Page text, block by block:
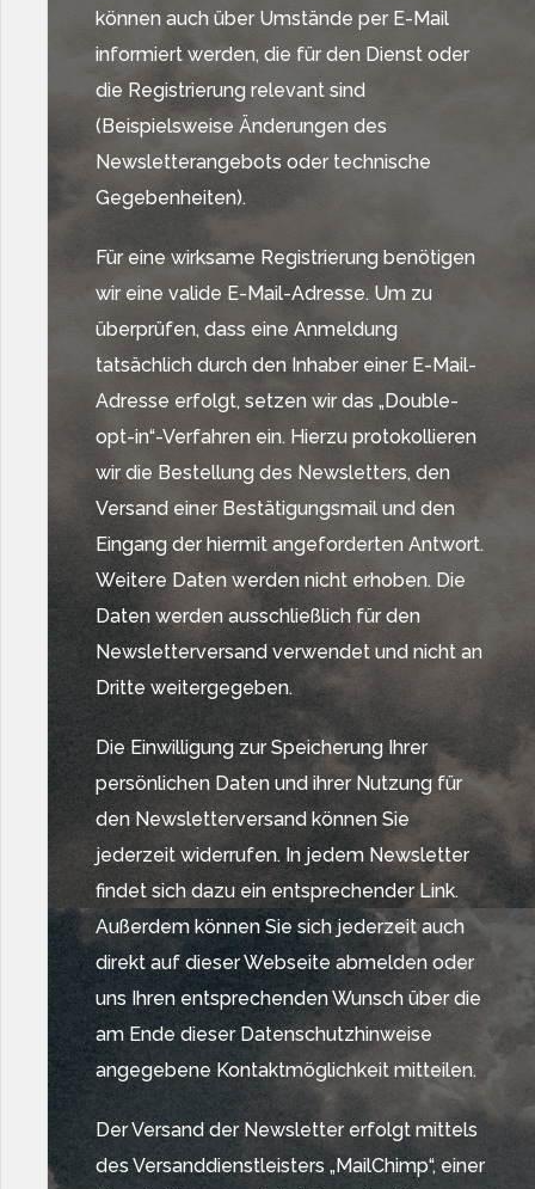
können auch über Umstände per E-Mail
informiert werden, die für den Dienst oder
die Registrierung relevant sind
(Beispielsweise Änderungen des
Newsletterangebots oder technische
Gegebenheiten).
Für eine wirksame Registrierung benötigen
wir eine valide E-Mail-Adresse. Um zu
überprüfen, dass eine Anmeldung
tatsächlich durch den Inhaber einer E-Mail-
Adresse erfolgt, setzen wir das „Double-
opt-in“-Verfahren ein. Hierzu protokollieren
wir die Bestellung des Newsletters, den
Versand einer Bestätigungsmail und den
Eingang der hiermit angeforderten Antwort.
Weitere Daten werden nicht erhoben. Die
Daten werden ausschließlich für den
Newsletterversand verwendet und nicht an
Dritte weitergegeben.
Die Einwilligung zur Speicherung Ihrer
persönlichen Daten und ihrer Nutzung für
den Newsletterversand können Sie
jederzeit widerrufen. In jedem Newsletter
findet sich dazu ein entsprechender Link.
Außerdem können Sie sich jederzeit auch
direkt auf dieser Webseite abmelden oder
uns Ihren entsprechenden Wunsch über die
am Ende dieser Datenschutzhinweise
angegebene Kontaktmöglichkeit mitteilen.
Der Versand der Newsletter erfolgt mittels
des Versanddienstleisters „MailChimp“, einer